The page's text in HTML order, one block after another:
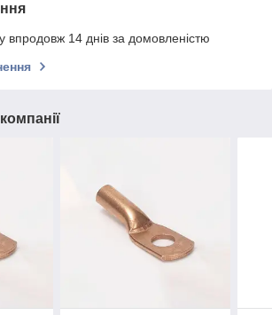
впродовж 14 днів за домовленістю